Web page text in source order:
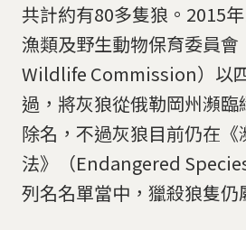
共計約有80多隻狼。2015
漁類及野生動物保育委員
Wildlife Commission）以
過，將灰狼從俄勒岡州瀕
除名，不過灰狼目前仍在
法》（Endangered
列名名單當中，獵殺狼隻仍